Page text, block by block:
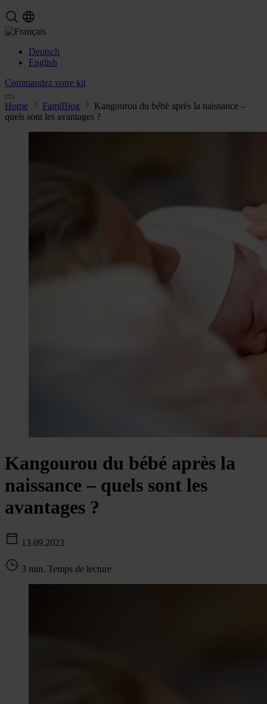
Deutsch
English
Commandez votre kit
Home FamiBlog
Kangourou du bébé après la naissance –
quels sont les avantages ?
Kangourou du bébé après la
naissance – quels sont les
avantages ?
13.09.2023
3 min. Temps de lecture